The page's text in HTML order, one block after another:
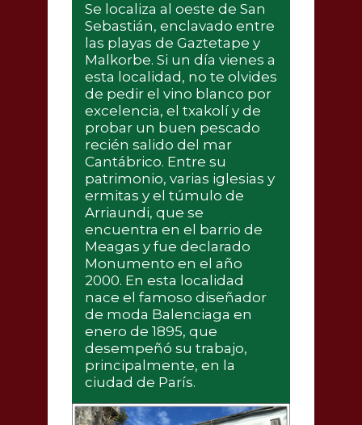
Se localiza al oeste de San
Sebastián, enclavado entre
las playas de Gaztetape y
Malkorbe. Si un día vienes a
esta localidad, no te olvides
de pedir el vino blanco por
excelencia, el txakolí y de
probar un buen pescado
recién salido del mar
Cantábrico. Entre su
patrimonio, varias iglesias y
ermitas y el túmulo de
Arriaundi, que se
encuentra en el barrio de
Meagas y fue declarado
Monumento en el año
2000. En esta localidad
nace el famoso diseñador
de moda Balenciaga en
enero de 1895, que
desempeñó su trabajo,
principalmente, en la
ciudad de París.